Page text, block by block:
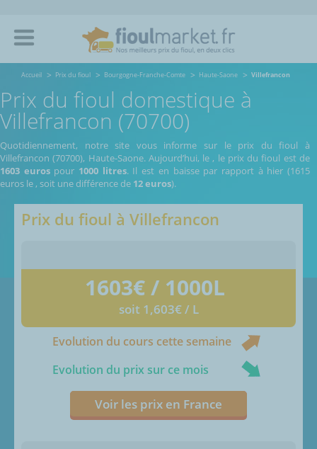
Accueil Prix du fioul Bourgogne-Franche-Comte Haute-Saone Villefrancon
Prix du fioul domestique à
Villefrancon (70700)
Quotidiennement, notre site vous informe sur le prix du fioul à
Villefrancon (70700), Haute-Saone. Aujourd’hui, le , le prix du fioul est de
1603 eurospour 1000 litres. Il est en baisse par rapport à hier (1615
euros le , soit une différence de 12 euros).
Prix du fioul à Villefrancon
1603€ / 1000L
soit 1,603€ / L
Evolution du cours cette semaine
Evolution du prix sur ce mois
Voir les prix en France